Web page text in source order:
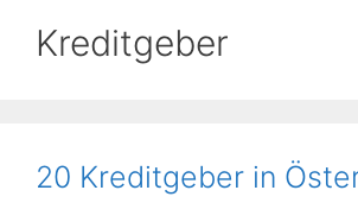
Kreditgeber
20 Kreditgeber in